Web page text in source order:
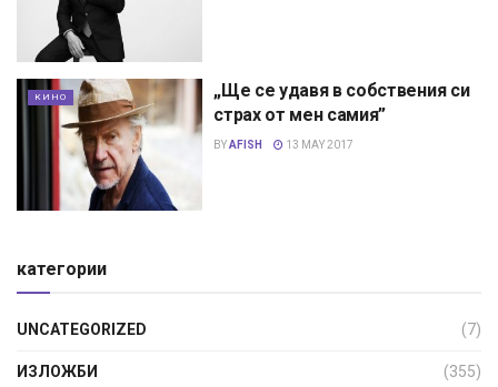
КИНО
„Ще се удавя в собствения си
страх от мен самия”
BYAFISH 13 MAY 2017
категории
UNCATEGORIZED (7)
ИЗЛОЖБИ (355)